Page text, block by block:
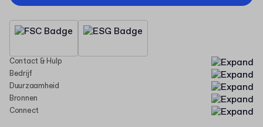
Contact & Hulp
Bedrijf
Duurzaamheid
Bronnen
Connect